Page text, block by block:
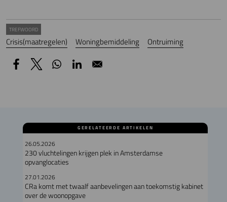
TREFWOORD
Crisis(maatregelen) Woningbemiddeling Ontruiming
GERELATEERDE ARTIKELEN
26.05.2026
230 vluchtelingen krijgen plek in Amsterdamse
opvanglocaties
27.01.2026
CRa komt met twaalf aanbevelingen aan toekomstig kabinet
over de woonopgave